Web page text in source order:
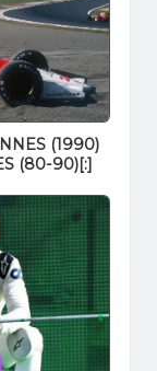
(1990)
(80-90)[:]